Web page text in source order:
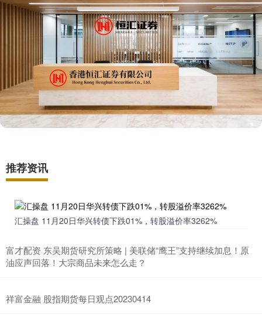
推荐资讯
汇操盘 11月20日华兴转债下跌01%，转股溢价率3262%
富才配资 东吴期货研究所策略 | 美联储“鹰王”支持继续加息！原
油应声回落！大宗商品未来怎么走？
祥富金融 股指期货每日观点20230414